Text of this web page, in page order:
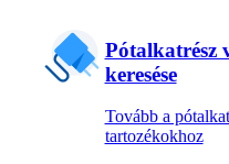
Pótalkatrész
keresése
Tovább a
tartozékokhoz